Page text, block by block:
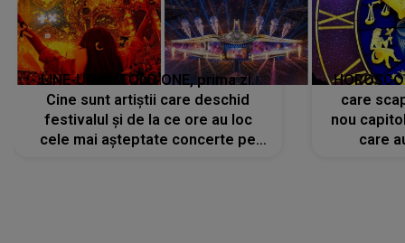
LINE-UP UNTOLD ONE, prima zi.
Cine sunt artiștii care deschid
festivalul și de la ce ore au loc
cele mai așteptate concerte pe
care
nou
care